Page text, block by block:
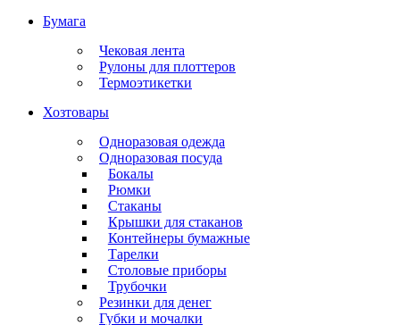
Бумага
Чековая лента
Рулоны для плоттеров
Термоэтикетки
Хозтовары
Одноразовая одежда
Одноразовая посуда
Бокалы
Рюмки
Стаканы
Крышки для стаканов
Контейнеры бумажные
Тарелки
Столовые приборы
Трубочки
Резинки для денег
Губки и мочалки